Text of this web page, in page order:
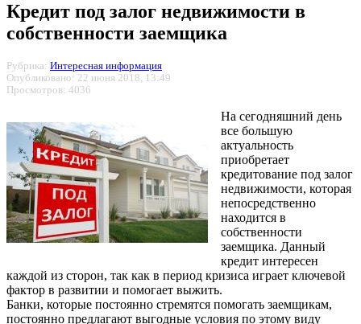
Кредит под залог недвижимости в
собственности заемщика
Рубрика: Интересная информация
Опубликовано: 22 июня 2018, 13:49
Просмотров: 4036
На сегодняшний день
все большую
актуальность
приобретает
кредитование под залог
недвижимости, которая
непосредственно
находится в
собственности
заемщика. Данный
кредит интересен
каждой из сторон, так как в период кризиса играет ключевой
фактор в развитии и помогает выжить.
Банки, которые постоянно стремятся помогать заемщикам,
постоянно предлагают выгодные условия по этому виду